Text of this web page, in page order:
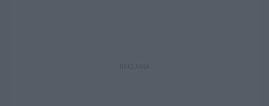
REKLAMA